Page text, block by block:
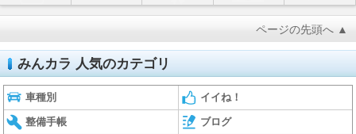
ページの先頭へ ▲
みんカラ 人気のカテゴリ
車種別 イイね！
整備手帳 ブログ